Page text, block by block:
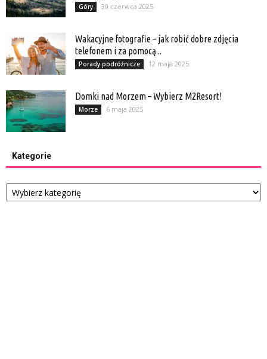
Góry 30 czerwca 2025
Wakacyjne fotografie – jak robić dobre zdjęcia
telefonem i za pomocą...
Porady podróżnicze 12 maja 2025
Domki nad Morzem – Wybierz M2Resort!
Morze 6 maja 2025
Kategorie
Kategorie